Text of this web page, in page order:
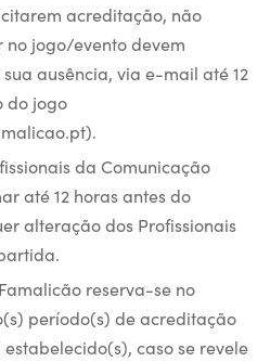
acreditação, não
no jogo/evento devem
ausência, via e-mail até 12
do jogo
).
da Comunicação
até 12 horas antes do
alteração dos Profissionais
reserva-se no
período(s) de acreditação
caso se revele